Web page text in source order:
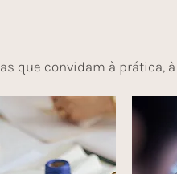
que convidam à prática,